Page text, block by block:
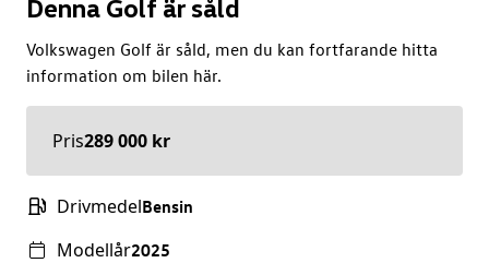
Denna Golf är såld
Volkswagen Golf är såld, men du kan fortfarande hitta
information om bilen här.
Pris289 000 kr
DrivmedelBensin
Modellår2025